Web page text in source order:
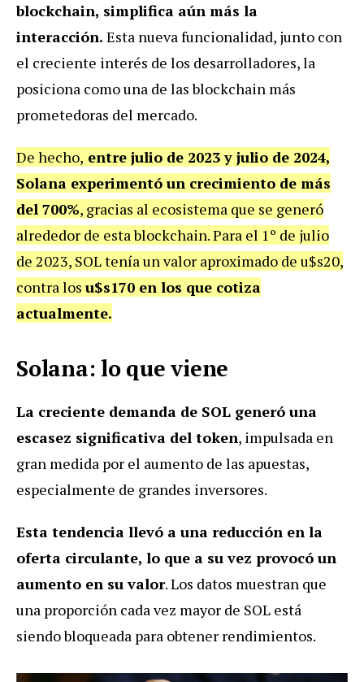
blockchain, simplifica aún más la
interacción. Esta nueva funcionalidad, junto con
el creciente interés de los desarrolladores, la
posiciona como una de las blockchain más
prometedoras del mercado.
De hecho, entre julio de 2023 y julio de 2024,
Solana experimentó un crecimiento de más
del 700%, gracias al ecosistema que se generó
alrededor de esta blockchain.Para el 1º de julio
de 2023, SOL tenía un valor aproximado de u$s20,
contra los u$s170 en los que cotiza
actualmente.
Solana: lo que viene
La creciente demanda de SOL generó una
escasez significativa del token, impulsada en
gran medida por el aumento de las apuestas,
especialmente de grandes inversores.
Esta tendencia llevó a una reducción en la
oferta circulante, lo que a su vez provocó un
aumento en su valor. Los datos muestran que
una proporción cada vez mayor de SOL está
siendo bloqueada para obtener rendimientos.